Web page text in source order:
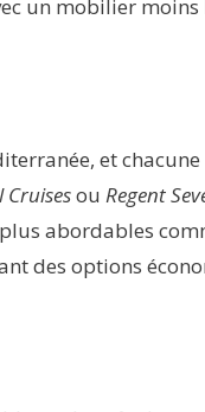
un mobilier
et
Cruisesou Regent
abordables
des options